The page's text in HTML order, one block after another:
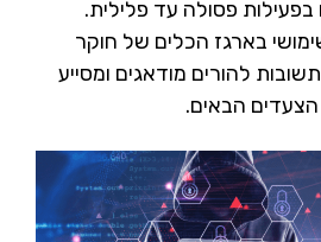
פסולה עד פלילית.
בארגז הכלים של חוקר
להורים מודאגים ומסייע
הבאים.